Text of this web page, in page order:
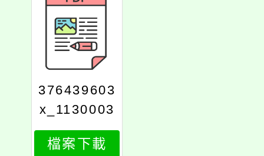
376439603
x_1130003
922_attach
1
檔案下載